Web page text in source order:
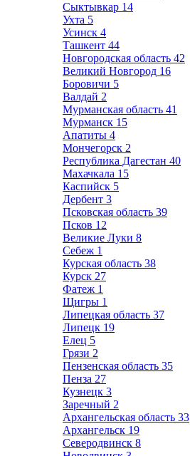
Сыктывкар 14
Ухта 5
Усинск 4
Ташкент 44
Новгородская область 42
Великий Новгород 16
Боровичи 5
Валдай 2
Мурманская область 41
Мурманск 15
Апатиты 4
Мончегорск 2
Республика Дагестан 40
Махачкала 15
Каспийск 5
Дербент 3
Псковская область 39
Псков 12
Великие Луки 8
Себеж 1
Курская область 38
Курск 27
Фатеж 1
Щигры 1
Липецкая область 37
Липецк 19
Елец 5
Грязи 2
Пензенская область 35
Пенза 27
Кузнецк 3
Заречный 2
Архангельская область 33
Архангельск 19
Северодвинск 8